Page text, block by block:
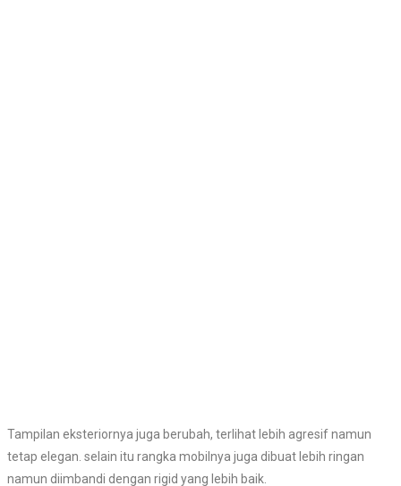
Tampilan eksteriornya juga berubah, terlihat lebih agresif namun
tetap elegan. selain itu rangka mobilnya juga dibuat lebih ringan
namun diimbandi dengan rigid yang lebih baik.